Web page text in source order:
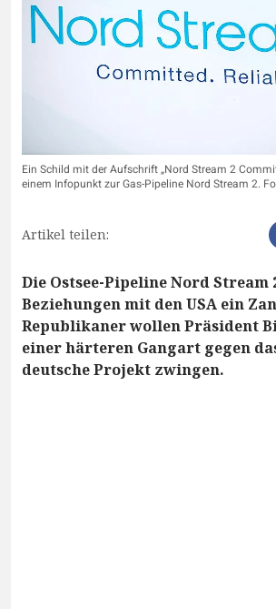
Ein Schild mit der Aufschrift „Nord Stream 2
einem Infopunkt zur Gas-Pipeline Nord Stream 2.
Artikel teilen:
Die Ostsee-Pipeline Nord
Beziehungen mit den USA ein
Republikaner wollen Präsident
einer härteren Gangart gegen
deutsche Projekt zwingen.